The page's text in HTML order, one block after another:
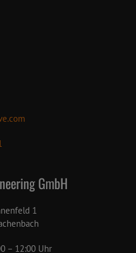
GmbH
1
– 12:00 Uhr